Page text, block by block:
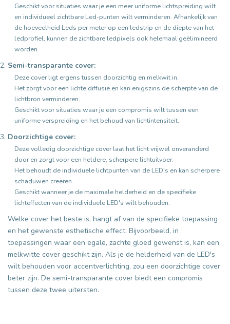
Geschikt voor situaties waar je een meer uniforme lichtspreiding wilt
en individueel zichtbare Led-punten wilt verminderen. Afhankelijk van
de hoeveelheid Leds per meter op een ledstrip en de diepte van het
ledprofiel, kunnen de zichtbare ledpixels ook helemaal geëlimineerd
worden.
Semi-transparante cover:
Deze cover ligt ergens tussen doorzichtig en melkwit in.
Het zorgt voor een lichte diffusie en kan enigszins de scherpte van de
lichtbron verminderen.
Geschikt voor situaties waar je een compromis wilt tussen een
uniforme verspreiding en het behoud van lichtintensiteit.
Doorzichtige cover:
Deze volledig doorzichtige cover laat het licht vrijwel onveranderd
door en zorgt voor een heldere, scherpere lichtuitvoer.
Het behoudt de individuele lichtpunten van de LED's en kan scherpere
schaduwen creëren.
Geschikt wanneer je de maximale helderheid en de specifieke
lichteffecten van de individuele LED's wilt behouden.
Welke cover het beste is, hangt af van de specifieke toepassing
en het gewenste esthetische effect. Bijvoorbeeld, in
toepassingen waar een egale, zachte gloed gewenst is, kan een
melkwitte cover geschikt zijn. Als je de helderheid van de LED's
wilt behouden voor accentverlichting, zou een doorzichtige cover
beter zijn. De semi-transparante cover biedt een compromis
tussen deze twee uitersten.